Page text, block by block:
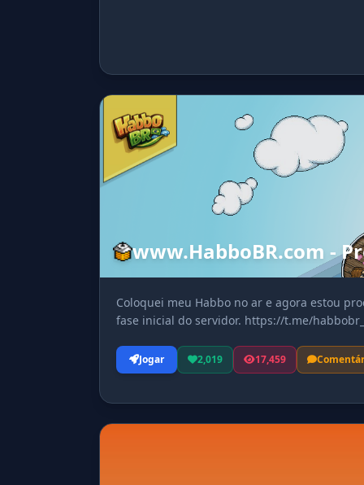
www.HabboBR.com -
Coloquei meu Habbo no ar e agora estou
fase inicial do servidor. https://t.me/
Jogar 2,019 17,459